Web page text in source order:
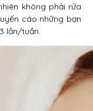
không phải rửa
cáo những bạn
lần/tuần.